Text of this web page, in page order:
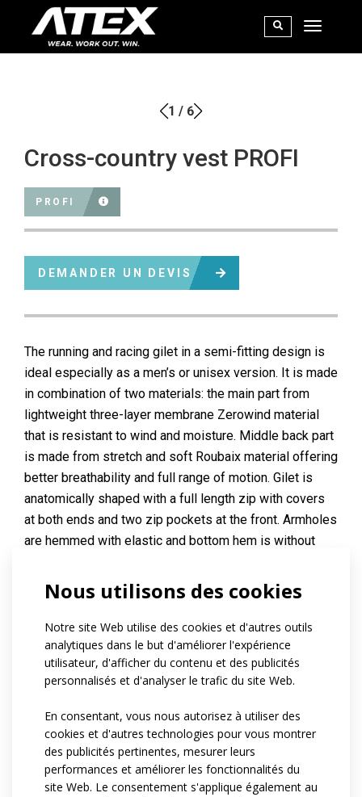
Nous utilisons des cookies
Notre site Web utilise des cookies et d'autres outils
analytiques dans le but d'améliorer l'expérience
utilisateur, d'afficher du contenu et des publicités
personnalisés et d'analyser le trafic du site Web.
En consentant, vous nous autorisez à utiliser des
cookies et d'autres technologies pour vous montrer
des publicités pertinentes, mesurer leurs
performances et améliorer les fonctionnalités du
site Web. Le consentement s'applique également au
Cross-country vest PROFI
PROFI
DEMANDER UN DEVIS
The running and racing gilet in a semi-fitting design is
ideal especially as a men’s or unisex version. It is made
in combination of two materials: the main part from
lightweight three-layer membrane Zerowind material
that is resistant to wind and moisture. Middle back part
is made from stretch and soft Roubaix material offering
better breathability and full range of motion. Gilet is
anatomically shaped with a full length zip with covers
at both ends and two zip pockets at the front. Armholes
are hemmed with elastic and bottom hem is without
details. Chest zip pocket or back pockets can be added
at your request together with your own design on the
grey areas as seen n the picture.
Référence:
at32.80
Matériau:
Zerowind athletic
Variantes:
Pánská / Dámská / Dětská
Tailles enfant:
122-128 / 134-140 / 146 / 152 / 158 / 164
Tailles adulte:
XS / S / M / L / XL / XXL / 3XL
1 / 6